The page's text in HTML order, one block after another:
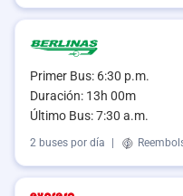
Primer Bus: 6:30 p.m.
Duración: 13h 00m
Último Bus: 7:30 a.m.
2 buses por día |